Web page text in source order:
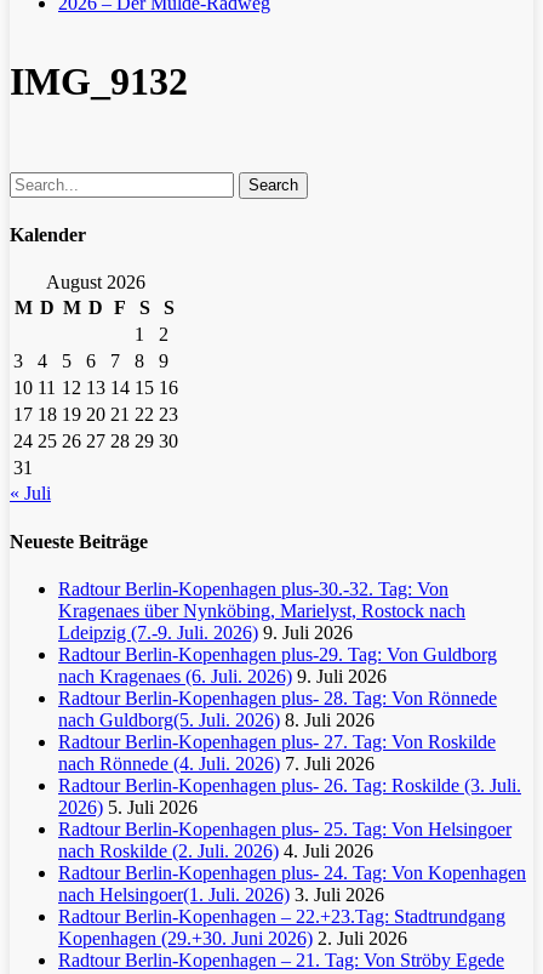
IMG_9132
Search
Kalender
August 2026
M D M D F S
S
1
2
3
4 5 6 7 8
9
10 11 12 13 14 15 16
17 18 19 20 21 22 23
24 25 26 27 28 29 30
31
« Juli
Neueste Beiträge
Radtour Berlin-Kopenhagen plus-30.-32. Tag: Von
Kragenaes über Nynköbing, Marielyst, Rostock nach
Ldeipzig (7.-9. Juli. 2026) 9. Juli 2026
Radtour Berlin-Kopenhagen plus-29. Tag: Von Guldborg
nach Kragenaes (6. Juli. 2026) 9. Juli 2026
Radtour Berlin-Kopenhagen plus- 28. Tag: Von Rönnede
nach Guldborg(5. Juli. 2026) 8. Juli 2026
Radtour Berlin-Kopenhagen plus- 27. Tag: Von Roskilde
nach Rönnede (4. Juli. 2026) 7. Juli 2026
Radtour Berlin-Kopenhagen plus- 26. Tag: Roskilde (3. Juli.
2026) 5. Juli 2026
Radtour Berlin-Kopenhagen plus- 25. Tag: Von Helsingoer
nach Roskilde (2. Juli. 2026) 4. Juli 2026
Radtour Berlin-Kopenhagen plus- 24. Tag: Von Kopenhagen
nach Helsingoer(1. Juli. 2026) 3. Juli 2026
Radtour Berlin-Kopenhagen – 22.+23.Tag: Stadtrundgang
Kopenhagen (29.+30. Juni 2026) 2. Juli 2026
Radtour Berlin-Kopenhagen – 21. Tag: Von Ströby Egede